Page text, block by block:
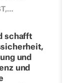
schafft
und
und